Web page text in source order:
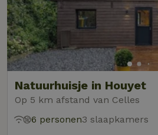
Natuurhuisje in Houyet
Op 5 km afstand van Celles
6 personen3 slaapkamers